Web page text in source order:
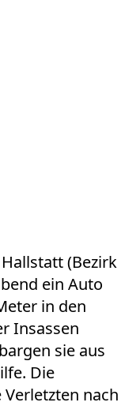
(Bezirk
ein Auto
in den
Insassen
sie aus
Die
nach